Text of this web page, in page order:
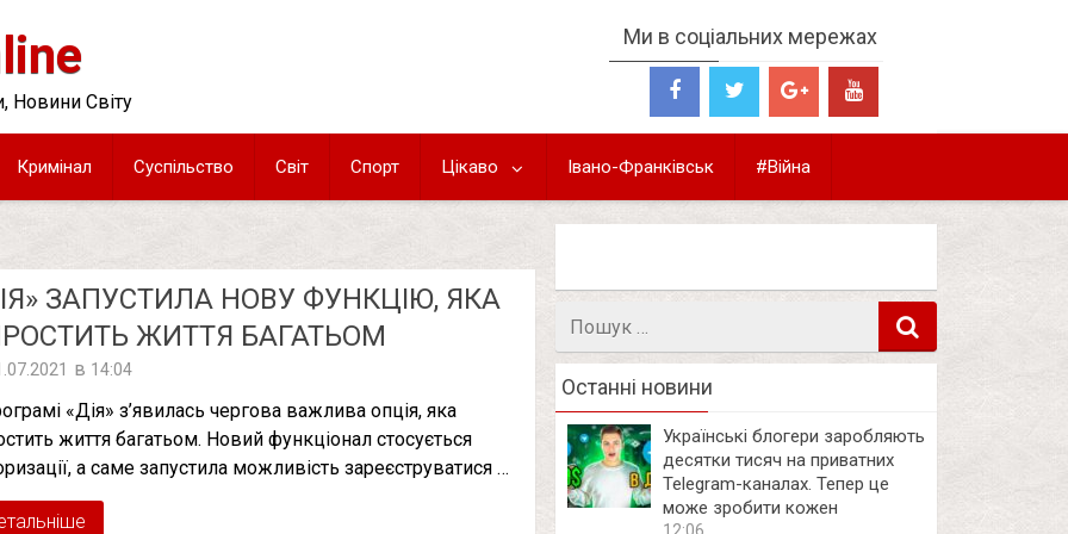
Новини Світу
Ми в соціальних мережах
Кримінал Суспільство Світ Спорт Цікаво Івано-Франківськ #Війна
ЗАПУСТИЛА НОВУ ФУНКЦІЮ, ЯКА
ЖИТТЯ БАГАТЬОМ
в 14:04
«Дія» з’явилась чергова важлива опція, яка
життя багатьом. Новий функціонал стосується
а саме запустила можливість зареєструватися …
Останні новини
Українські блогери заробляють
десятки тисяч на приватних
Telegram-каналах. Тепер це
може зробити кожен